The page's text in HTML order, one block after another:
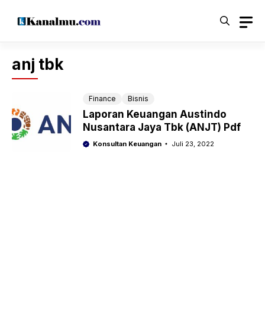
anj tbk
Finance Bisnis
Laporan Keuangan Austindo
Nusantara Jaya Tbk (ANJT) Pdf
Konsultan Keuangan Juli 23, 2022